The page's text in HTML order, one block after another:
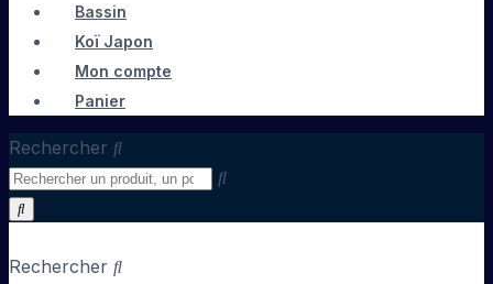
Bassin
Koï Japon
Mon compte
Panier
Rechercher
Rechercher